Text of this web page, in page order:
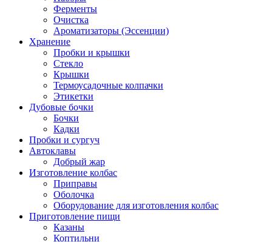
Ферменты
Очистка
Ароматизаторы (Эссенции)
Хранение
Пробки и крышки
Стекло
Крышки
Термоусадочные колпачки
Этикетки
Дубовые бочки
Бочки
Кадки
Пробки и сургуч
Автоклавы
Добрый жар
Изготовление колбас
Приправы
Оболочка
Оборудование для изготовления колбас
Приготовление пищи
Казаны
Коптильни